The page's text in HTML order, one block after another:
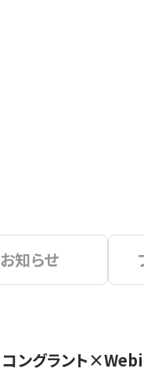
お知らせ
コングラント